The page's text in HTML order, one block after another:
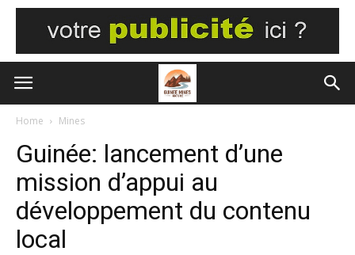
Home Mines
Guinée: lancement d’une
mission d’appui au
développement du contenu
local